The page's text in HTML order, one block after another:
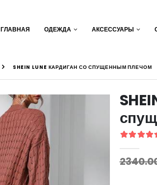
ГЛАВНАЯ ОДЕЖДА АКСЕССУАРЫ
SHEIN LUNE КАРДИГАН СО СПУЩЕННЫМ ПЛЕЧОМ